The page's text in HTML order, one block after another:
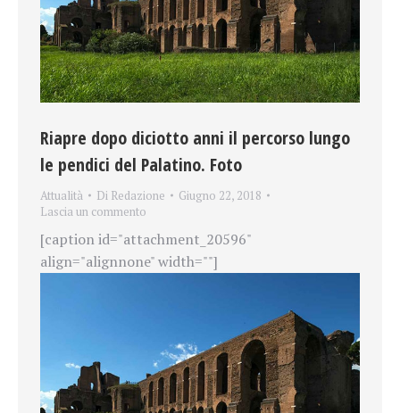
Riapre dopo diciotto anni il percorso lungo
le pendici del Palatino. Foto
Attualità Di Redazione
Giugno 22, 2018
Lascia un commento
[caption id="attachment_20596"
align="alignnone" width=""]